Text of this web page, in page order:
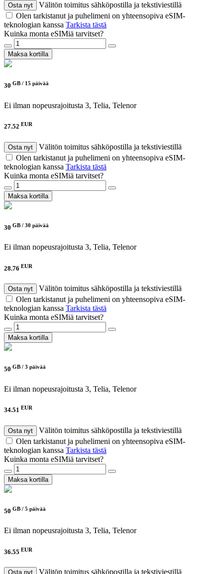
Osta nyt
Välitön toimitus sähköpostilla ja tekstiviestillä
Olen tarkistanut ja puhelimeni on yhteensopiva eSIM-
teknologian kanssa Tarkista tästä
Kuinka monta eSIMiä tarvitset?
Maksa kortilla
30 GB / 15 päivää
Ei ilman nopeusrajoitusta 3, Telia, Telenor
27.52 EUR
Osta nyt
Välitön toimitus sähköpostilla ja tekstiviestillä
Olen tarkistanut ja puhelimeni on yhteensopiva eSIM-
teknologian kanssa Tarkista tästä
Kuinka monta eSIMiä tarvitset?
Maksa kortilla
30 GB / 30 päivää
Ei ilman nopeusrajoitusta 3, Telia, Telenor
28.76 EUR
Osta nyt
Välitön toimitus sähköpostilla ja tekstiviestillä
Olen tarkistanut ja puhelimeni on yhteensopiva eSIM-
teknologian kanssa Tarkista tästä
Kuinka monta eSIMiä tarvitset?
Maksa kortilla
50 GB / 3 päivää
Ei ilman nopeusrajoitusta 3, Telia, Telenor
34.51 EUR
Osta nyt
Välitön toimitus sähköpostilla ja tekstiviestillä
Olen tarkistanut ja puhelimeni on yhteensopiva eSIM-
teknologian kanssa Tarkista tästä
Kuinka monta eSIMiä tarvitset?
Maksa kortilla
50 GB / 5 päivää
Ei ilman nopeusrajoitusta 3, Telia, Telenor
36.55 EUR
Osta nyt Välitön toimitus sähköpostilla ja tekstiviestillä